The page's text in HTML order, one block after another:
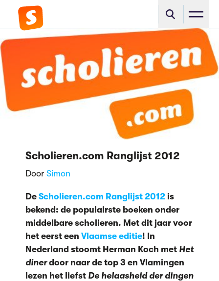
Scholieren.com Ranglijst 2012
Door Simon
De Scholieren.com Ranglijst 2012is
bekend: de populairste boeken onder
middelbare scholieren. Met dit jaar voor
het eerst een Vlaamse editie! In
Nederland stoomt Herman Koch met Het
dinerdoor naar de top 3 en Vlamingen
lezen het liefst De helaasheid der dingen